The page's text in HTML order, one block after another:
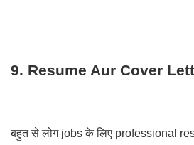
9. Resume Aur Cover
बहुत से लोग jobs के लिए professional